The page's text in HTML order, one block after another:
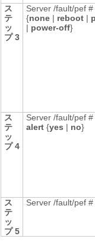
ス
テ
ッ
プ 3
Server /fault/pef #
{none | reboot |
| power-off}
ス
テ
ッ
プ 4
Server /fault/pef #
alert {yes | no}
ス
テ
ッ
プ 5
Server /fault/pef #